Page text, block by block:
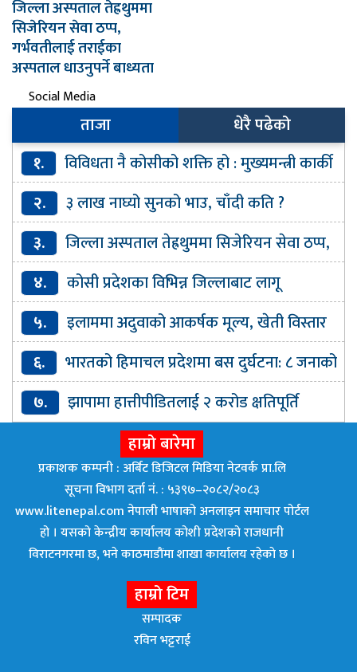
जिल्ला अस्पताल तेह्रथुममा
सिजेरियन सेवा ठप्प,
गर्भवतीलाई तराईका
अस्पताल धाउनुपर्ने बाध्यता
Social Media
ताजा
धेरै पढेको
१.
विविधता नै कोसीको शक्ति हो : मुख्यमन्त्री कार्की
२.
३ लाख नाघ्यो सुनको भाउ, चाँदी कति ?
३.
जिल्ला अस्पताल तेह्रथुममा सिजेरियन सेवा ठप्प,
गर्भवतीलाई तराईका अस्पताल धाउनुपर्ने बाध्यता
४.
कोसी प्रदेशका विभिन्न जिल्लाबाट लागू
औषधसहित १० जना पक्राउ
५.
इलाममा अदुवाको आकर्षक मूल्य, खेती विस्तार
गर्दै किसान
६.
भारतको हिमाचल प्रदेशमा बस दुर्घटना: ८ जनाको
मृत्यु, १० घाइते
७.
झापामा हात्तीपीडितलाई २ करोड क्षतिपूर्ति
हाम्रो बारेमा
प्रकाशक कम्पनी : अर्बिट डिजिटल मिडिया नेटवर्क प्रा.लि
सूचना विभाग दर्ता नं. : ५३९७–२०८२/२०८३
www.litenepal.com नेपाली भाषाको अनलाइन समाचार पोर्टल
हो । यसको केन्द्रीय कार्यालय कोशी प्रदेशको राजधानी
विराटनगरमा छ, भने काठमाडाैंमा शाखा कार्यालय रहेकाे छ ।
हाम्रो टिम
सम्पादक
रविन भट्टराई